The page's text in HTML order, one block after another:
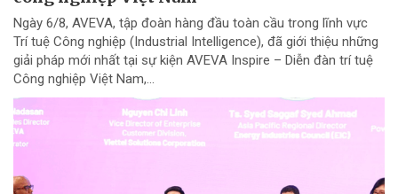
Ngày 6/8, AVEVA, tập đoàn hàng đầu toàn cầu trong lĩnh vực
Trí tuệ Công nghiệp (Industrial Intelligence), đã giới thiệu những
giải pháp mới nhất tại sự kiện AVEVA Inspire – Diễn đàn trí tuệ
Công nghiệp Việt Nam,...